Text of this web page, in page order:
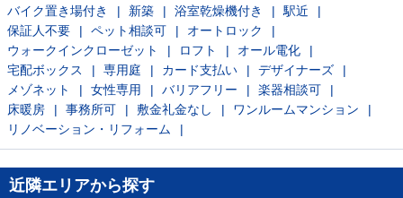
バイク置き場付き
新築 浴室乾燥機付き
駅近
保証人不要
ペット相談可
オートロック
ウォークインクローゼット
ロフト
オール電化
宅配ボックス
専用庭 カード支払い
デザイナーズ
メゾネット
女性専用 バリアフリー
楽器相談可
床暖房
事務所可 敷金礼金なし
ワンルームマンション
リノベーション・リフォーム
近隣エリアから探す